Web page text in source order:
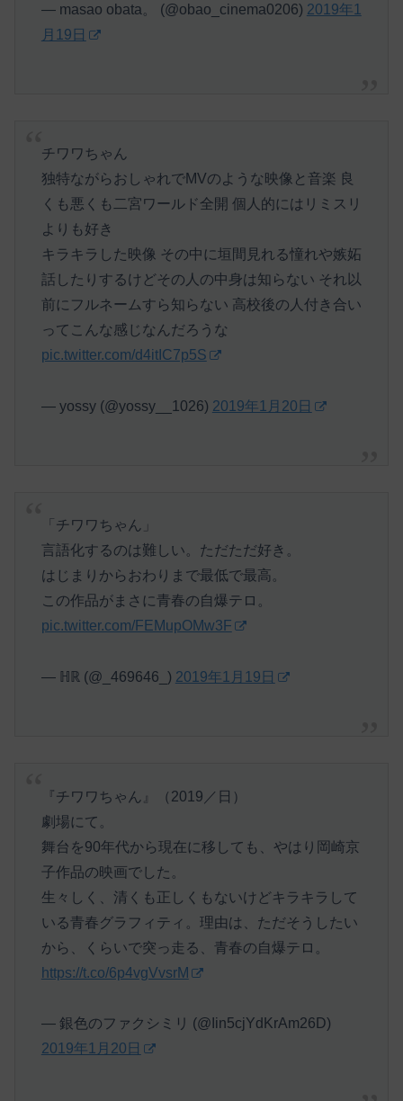
— masao obata。 (@obao_cinema0206) 2019年1
月19日
チワワちゃん
独特ながらおしゃれでMVのような映像と音楽 良
くも悪くも二宮ワールド全開 個人的にはリミスリ
よりも好き
キラキラした映像 その中に垣間見れる憧れや嫉妬
話したりするけどその人の中身は知らない それ以
前にフルネームすら知らない 高校後の人付き合い
ってこんな感じなんだろうな
pic.twitter.com/d4itIC7p5S
— yossy (@yossy__1026) 2019年1月20日
「チワワちゃん」
言語化するのは難しい。ただただ好き。
はじまりからおわりまで最低で最高。
この作品がまさに青春の自爆テロ。
pic.twitter.com/FEMupOMw3F
— ℍℝ (@_469646_) 2019年1月19日
『チワワちゃん』（2019／日）
劇場にて。
舞台を90年代から現在に移しても、やはり岡崎京
子作品の映画でした。
生々しく、清くも正しくもないけどキラキラして
いる青春グラフィティ。理由は、ただそうしたい
から、くらいで突っ走る、青春の自爆テロ。
https://t.co/6p4vgVvsrM
— 銀色のファクシミリ (@Iin5cjYdKrAm26D)
2019年1月20日